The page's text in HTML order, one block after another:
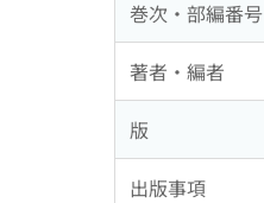
巻次・部編番号
著者・編者
版
出版事項